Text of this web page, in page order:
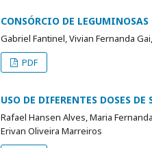
CONSÓRCIO DE
Gabriel Fantinel, Vivian Fernanda
PDF
USO DE DIFERENTES DOSES
Rafael Hansen Alves, Maria
Erivan Oliveira Marreiros